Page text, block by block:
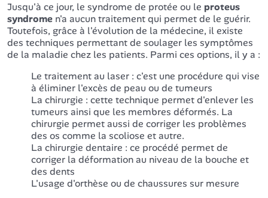
Jusqu'à ce jour, le syndrome de protée ou le proteus
syndrome n'a aucun traitement qui permet de le guérir.
Toutefois, grâce à l'évolution de la médecine, il existe
des techniques permettant de soulager les symptômes
de la maladie chez les patients. Parmi ces options, il y a :
Le traitement au laser : c'est une procédure qui vise
à éliminer l'excès de peau ou de tumeurs
La chirurgie : cette technique permet d'enlever les
tumeurs ainsi que les membres déformés. La
chirurgie permet aussi de corriger les problèmes
des os comme la scoliose et autre.
La chirurgie dentaire : ce procédé permet de
corriger la déformation au niveau de la bouche et
des dents
L'usage d'orthèse ou de chaussures sur mesure